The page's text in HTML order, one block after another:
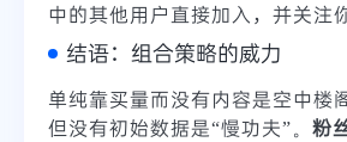
中的其他用户直接加入，并关注
结语：组合策略的威力
单纯靠买量而没有内容是空中楼
但没有初始数据是“慢功夫”。 粉